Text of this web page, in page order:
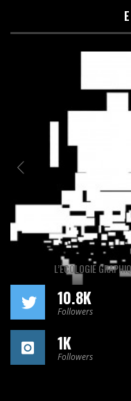
L’ÉCOLOGIE
10.8K
Followers
1K
Followers